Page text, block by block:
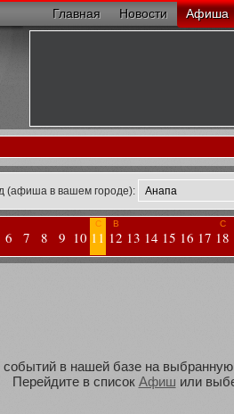
Главная Новости Афиша
(афиша в вашем городе):
6 7 8 9 10
С
11
В
12 13 14 15 16 17
С
18
событий в нашей базе на
Перейдите в список Афиш или